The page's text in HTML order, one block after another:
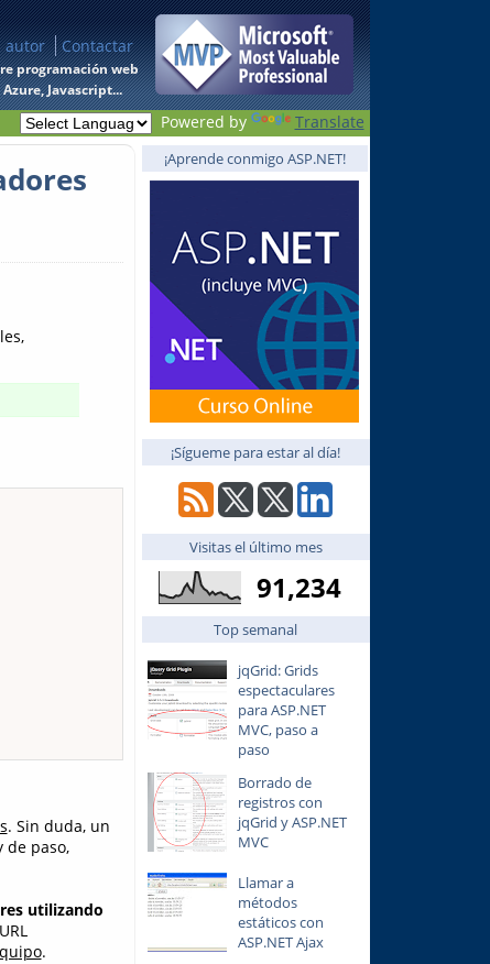
autor Contactar
programación web
Javascript...
Powered by Translate
. Sin duda, un
de paso,
utilizando
.
¡Aprende conmigo ASP.NET!
¡Sígueme para estar al día!
Visitas el último mes
91,234
Top semanal
jqGrid: Grids
espectaculares
para ASP.NET
MVC, paso a
paso
Borrado de
registros con
jqGrid y ASP.NET
MVC
Llamar a
métodos
estáticos con
ASP.NET Ajax